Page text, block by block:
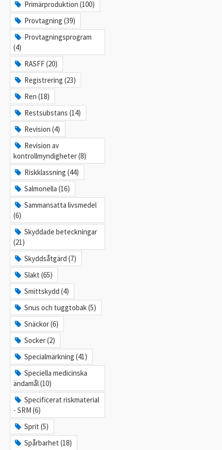
Primärproduktion (100)
Provtagning (39)
Provtagningsprogram
(4)
RASFF (20)
Registrering (23)
Ren (18)
Restsubstans (14)
Revision (4)
Revision av
kontrollmyndigheter (8)
Riskklassning (44)
Salmonella (16)
Sammansatta livsmedel
(6)
Skyddade beteckningar
(21)
Skyddsåtgärd (7)
Slakt (65)
Smittskydd (4)
Snus och tuggtobak (5)
Snäckor (6)
Socker (2)
Specialmärkning (41)
Speciella medicinska
ändamål (10)
Specificerat riskmaterial
- SRM (6)
Sprit (5)
Spårbarhet (18)